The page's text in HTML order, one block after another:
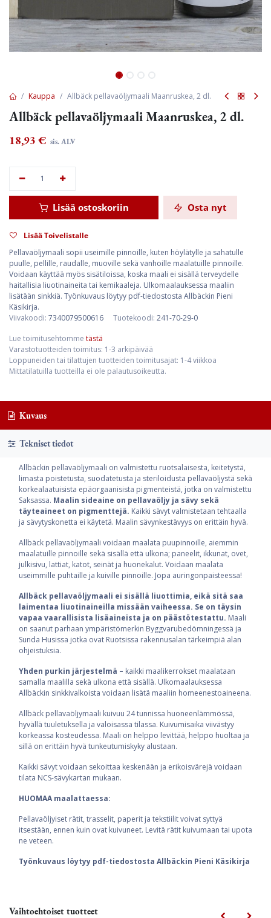
Kauppa Allbäck pellavaöljymaali Maanruskea, 2 dl.
Allbäck pellavaöljymaali Maanruskea, 2 dl.
18,93 € sis. ALV
Lisää ostoskoriin Osta nyt
Lisää Toivelistalle
Pellavaöljymaali sopii useimille pinnoille, kuten höylätylle ja sahatulle
puulle, pellille, raudalle, muoville sekä vanhoille maalatuille pinnoille.
Voidaan käyttää myös sisätiloissa, koska maali ei sisällä terveydelle
haitallisia liuotinaineita tai kemikaaleja. Ulkomaalauksessa maaliin
lisätään sinkkiä. Työnkuvaus löytyy pdf-tiedostosta Allbäckin Pieni
Käsikirja.
Viivakoodi: 7340079500616 Tuotekoodi: 241-70-29-0
Lue toimitusehtomme tästä
Varastotuotteiden toimitus: 1-3 arkipäivää
Loppuneiden tai tilattujen tuotteiden toimitusajat: 1-4 viikkoa
Mittatilatuilla tuotteilla ei ole palautusoikeutta.
Kuvaus
Tekniset tiedot
Allbäckin pellavaöljymaali on valmistettu ruotsalaisesta, keitetystä,
limasta poistetusta, suodatetusta ja steriloidusta pellavaöljystä sekä
korkealaatuisista epäorgaanisista pigmenteistä, jotka on valmistettu
Saksassa. Maalin sideaine on pellavaöljy ja sävy sekä
täyteaineet on pigmenttejä. Kaikki sävyt valmistetaan tehtaalla
ja sävytyskonetta ei käytetä. Maalin sävynkestävyys on erittäin hyvä.
Allbäck pellavaöljymaali voidaan maalata puupinnoille, aiemmin
maalatuille pinnoille sekä sisällä että ulkona; paneelit, ikkunat, ovet,
julkisivu, lattiat, katot, seinät ja huonekalut. Voidaan maalata
useimmille puhtaille ja kuiville pinnoille. Jopa auringonpaisteessa!
Allbäck pellavaöljymaali ei sisällä liuottimia, eikä sitä saa
laimentaa liuotinaineilla missään vaiheessa. Se on täysin
vapaa vaarallisista lisäaineista ja on päästötestattu. Maali
on saanut parhaan ympäristömerkin Byggvarubedömningessä ja
Sunda Husissa jotka ovat Ruotsissa rakennusalan tärkeimpiä alan
ohjeistuksia.
Yhden purkin järjestelmä – kaikki maalikerrokset maalataan
samalla maalilla sekä ulkona että sisällä. Ulkomaalauksessa
Allbäckin sinkkivalkoista voidaan lisätä maaliin homeenestoaineena.
Allbäck pellavaöljymaali kuivuu 24 tunnissa huoneenlämmössä,
hyvällä tuuletuksella ja valoisassa tilassa. Kuivumisaika viivästyy
korkeassa kosteudessa. Maali on helppo levittää, helppo huoltaa ja
sillä on erittäin hyvä tunkeutumiskyky alustaan.
Kaikki sävyt voidaan sekoittaa keskenään ja erikoisvärejä voidaan
tilata NCS-sävykartan mukaan.
HUOMAA maalattaessa:
Pellavaöljyiset rätit, trasselit, paperit ja tekstiilit voivat syttyä
itsestään, ennen kuin ovat kuivuneet. Levitä rätit kuivumaan tai upota
ne veteen.
Työnkuvaus löytyy pdf-tiedostosta Allbäckin Pieni Käsikirja
Vaihtoehtoiset tuotteet